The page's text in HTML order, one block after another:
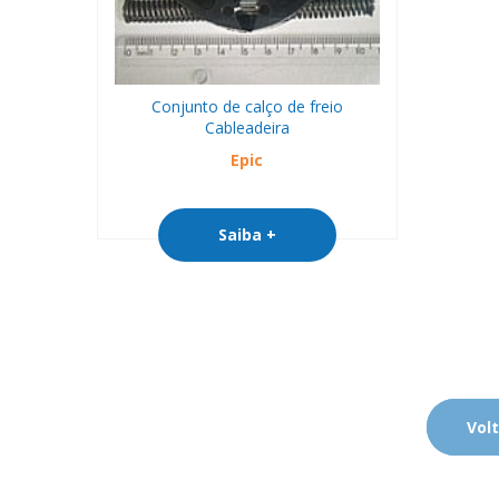
Conjunto de calço de freio
Cableadeira
Epic
Saiba +